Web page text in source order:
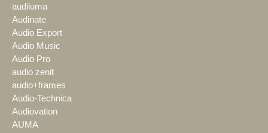
audiluma
Audinate
Audio Export
Audio Music
Audio Pro
audio zenit
audio+frames
Audio-Technica
Audiovation
AUMA